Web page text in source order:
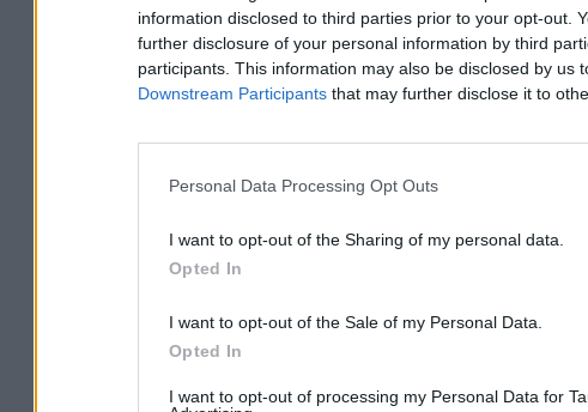
information disclosed to third parties prior to your opt-out.
further disclosure of your personal information by third
participants. This information may also be disclosed by us
Downstream Participants that may further disclose it to
Personal Data Processing Opt Outs
I want to opt-out of the Sharing of my personal data.
Opted In
I want to opt-out of the Sale of my Personal Data.
Opted In
I want to opt-out of processing my Personal Data for